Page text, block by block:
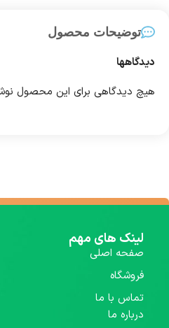
توضیحات محصول
دیدگاهها
هیچ دیدگاهی برای این محصول
لینک های مهم
صفحه اصلی
فروشگاه
تماس با ما
درباره ما